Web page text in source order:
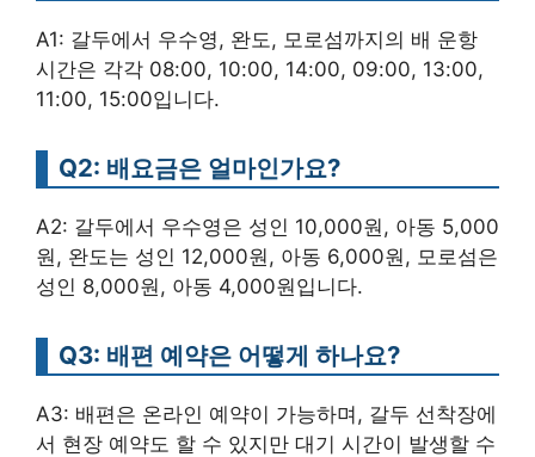
A1: 갈두에서 우수영, 완도, 모로섬까지의 배 운항
시간은 각각 08:00, 10:00, 14:00, 09:00, 13:00,
11:00, 15:00입니다.
Q2: 배요금은 얼마인가요?
A2: 갈두에서 우수영은 성인 10,000원, 아동 5,000
원, 완도는 성인 12,000원, 아동 6,000원, 모로섬은
성인 8,000원, 아동 4,000원입니다.
Q3: 배편 예약은 어떻게 하나요?
A3: 배편은 온라인 예약이 가능하며, 갈두 선착장에
서 현장 예약도 할 수 있지만 대기 시간이 발생할 수